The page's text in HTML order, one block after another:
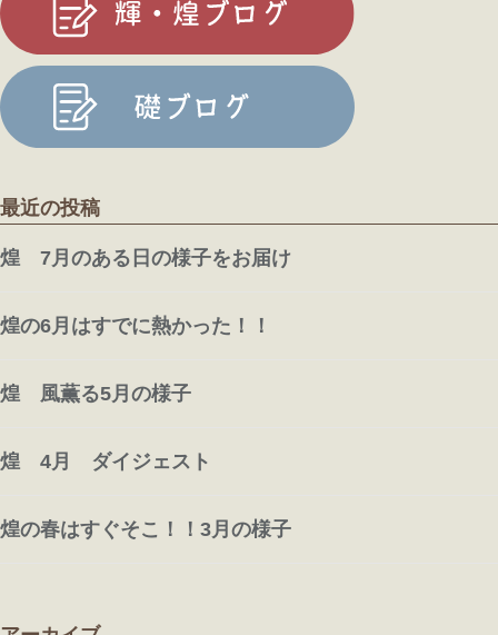
最近の投稿
煌 7月のある日の様子をお届け
煌の6月はすでに熱かった！！
煌 風薫る5月の様子
煌 4月 ダイジェスト
煌の春はすぐそこ！！3月の様子